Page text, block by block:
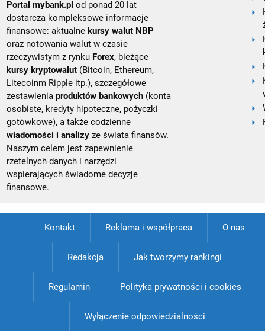
Portal mybank.pl od ponad 20 lat
dostarcza kompleksowe informacje
finansowe: aktualne kursy walut NBP
oraz notowania walut w czasie
rzeczywistym z rynku Forex, bieżące
kursy kryptowalut (Bitcoin, Ethereum,
Litecoinm Ripple itp.), szczegółowe
zestawieniaproduktów bankowych (konta
osobiste, kredyty hipoteczne, pożyczki
gotówkowe), a także codzienne
wiadomości i analizy ze świata finansów.
Naszym celem jest zapewnienie
rzetelnych danych i narzędzi
wspierających świadome decyzje
finansowe.
Kontakt Reklama i współpraca O nas
Redakcja Jak tworzymy rankingi
Regulamin Polityka prywatności i cookies
Wyłączenie odpowiedzialności